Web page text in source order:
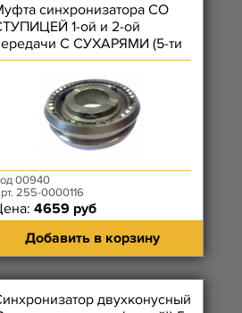
синхронизатора СО
1-ой и 2-ой
С СУХАРЯМИ (5-ти
КПП н.о.)
00940
255-0000116
4659 руб
Добавить в корзину
двухконусный